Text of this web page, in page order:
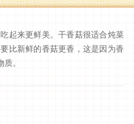
起来更鲜美。干香菇很适合炖菜
比新鲜的香菇更香，这是因为香
。